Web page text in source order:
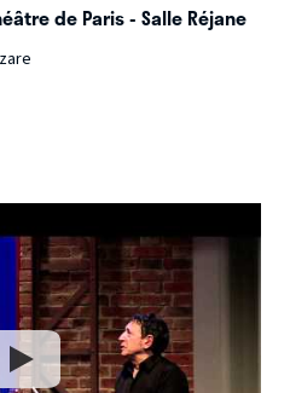
de Paris - Salle Réjane